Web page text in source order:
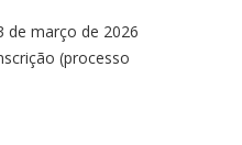
de março de 2026
(processo